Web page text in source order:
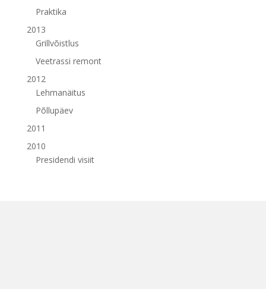
Praktika
2013
Grillvõistlus
Veetrassi remont
2012
Lehmanäitus
Põllupäev
2011
2010
Presidendi visiit